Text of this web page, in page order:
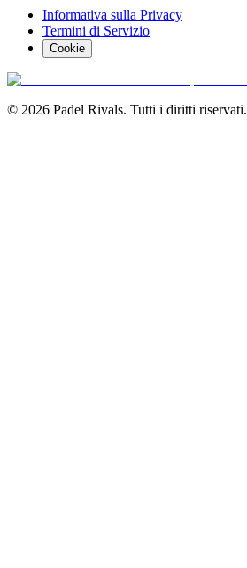
Informativa sulla Privacy
Termini di Servizio
Cookie
© 2026 Padel Rivals. Tutti i diritti riservati.